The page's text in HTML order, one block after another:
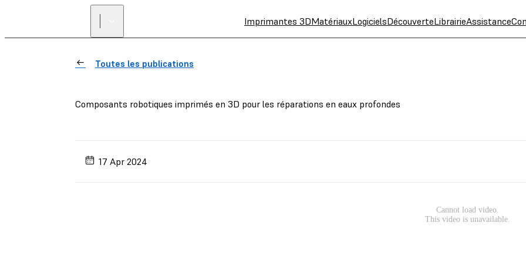
Imprimantes 3DMatériauxLogicielsDécouverteLibrairieAssistance
Toutes les publications
Composants robotiques imprimés en 3D pour les réparations en eaux profondes
17 Apr 2024